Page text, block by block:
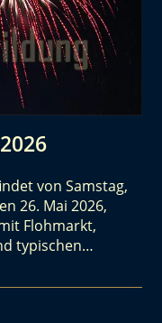
von Samstag,
26. Mai 2026,
Flohmarkt,
typischen…